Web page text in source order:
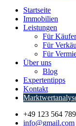
Startseite
Immobilien
Leistungen
Für Käufer
Für
Für
Über uns
Blog
Expertentipps
Kontakt
+49 123 564 789
info@gmail.com